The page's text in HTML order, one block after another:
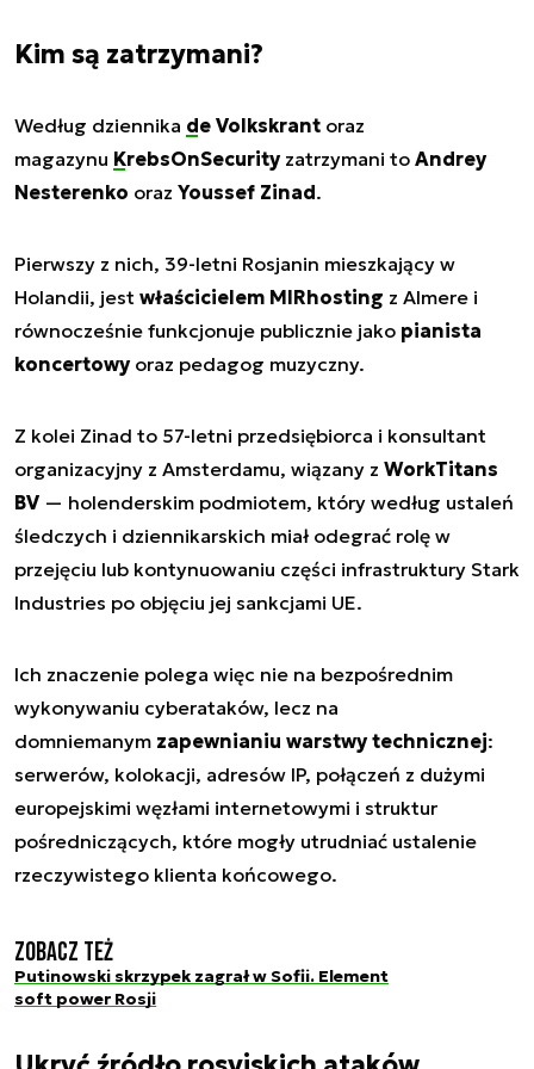
Kim są zatrzymani?
Według dziennika de Volkskrant oraz
magazynu KrebsOnSecurityzatrzymani to Andrey
Nesterenko oraz Youssef Zinad.
Pierwszy z nich, 39-letni Rosjanin mieszkający w
Holandii, jest właścicielem MIRhosting z Almere i
równocześnie funkcjonuje publicznie jako pianista
koncertowyoraz pedagog muzyczny.
Z kolei Zinad to 57-letni przedsiębiorca i konsultant
organizacyjny z Amsterdamu, wiązany z WorkTitans
BV — holenderskim podmiotem, który według ustaleń
śledczych i dziennikarskich miał odegrać rolę w
przejęciu lub kontynuowaniu części infrastruktury Stark
Industries po objęciu jej sankcjami UE.
Ich znaczenie polega więc nie na bezpośrednim
wykonywaniu cyberataków, lecz na
domniemanym zapewnianiu warstwy technicznej:
serwerów, kolokacji, adresów IP, połączeń z dużymi
europejskimi węzłami internetowymi i struktur
pośredniczących, które mogły utrudniać ustalenie
rzeczywistego klienta końcowego.
Zobacz też
Putinowski skrzypek zagrał w Sofii. Element
soft power Rosji